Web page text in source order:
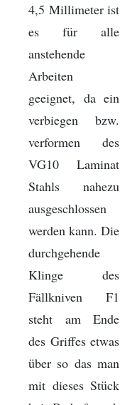
4,5 Millimeter ist
es für alle
anstehende
Arbeiten
geeignet, da ein
verbiegen bzw.
verformen des
VG10 Laminat
Stahls nahezu
ausgeschlossen
werden kann. Die
durchgehende
Klinge des
Fällkniven F1
steht am Ende
des Griffes etwas
über so das man
mit dieses Stück